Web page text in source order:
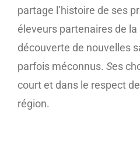
partage l’histoire de ses
éleveurs partenaires de la
découverte de nouvelles
parfois méconnus. Ses
court et dans le respect
région.